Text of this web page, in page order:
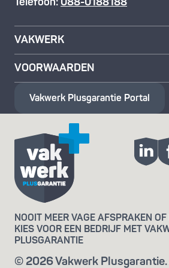
VAKWERK
VOORWAARDEN
Vakwerk Plusgarantie Portal
NOOIT MEER VAGE AFSPRAKEN
KIES VOOR EEN BEDRIJF MET
PLUSGARANTIE
© 2026 Vakwerk